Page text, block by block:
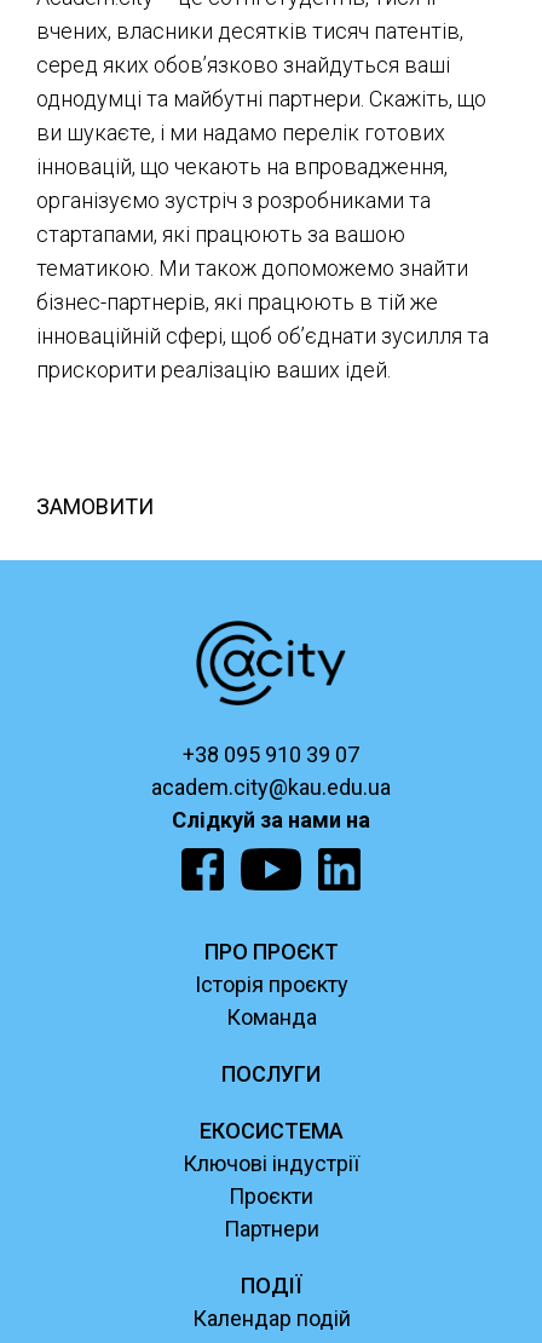
вчених, власники десятків тисяч патентів,
серед яких обов’язково знайдуться ваші
однодумці та майбутні партнери. Скажіть, що
ви шукаєте, і ми надамо перелік готових
інновацій, що чекають на впровадження,
організуємо зустріч з розробниками та
стартапами, які працюють за вашою
тематикою. Ми також допоможемо знайти
бізнес-партнерів, які працюють в тій же
інноваційній сфері, щоб об’єднати зусилля та
прискорити реалізацію ваших ідей.
ЗАМОВИТИ
+38 095 910 39 07
academ.city@kau.edu.ua
Слідкуй за нами на
ПРО ПРОЄКТ
Історія проєкту
Команда
ПОСЛУГИ
ЕКОСИСТЕМА
Ключові індустрії
Проєкти
Партнери
ПОДІЇ
Календар подій